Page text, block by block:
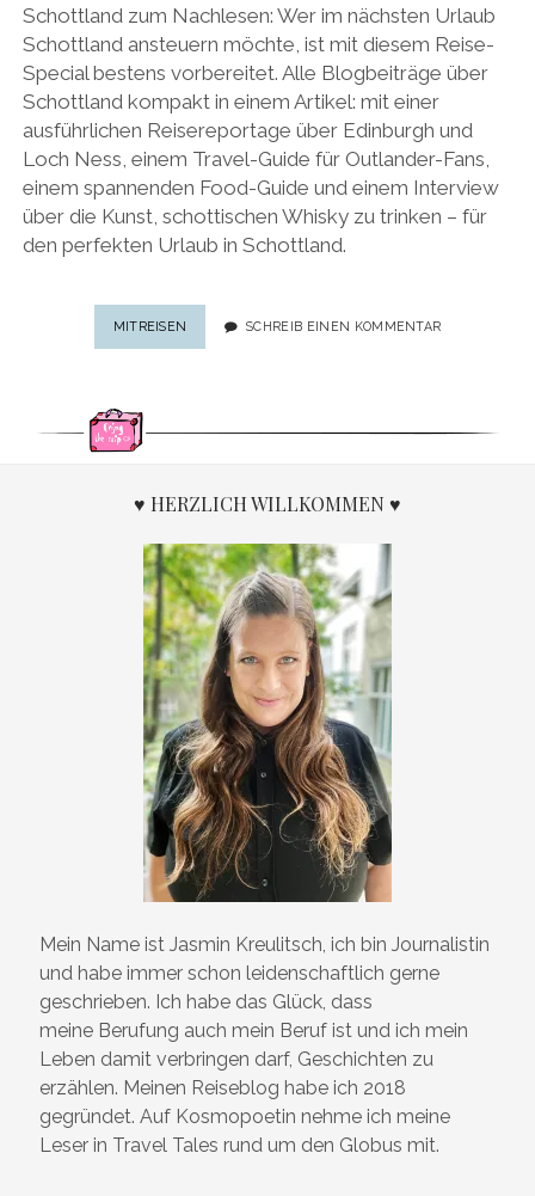
Schottland zum Nachlesen: Wer im nächsten Urlaub
Schottland ansteuern möchte, ist mit diesem Reise-
Special bestens vorbereitet. Alle Blogbeiträge über
Schottland kompakt in einem Artikel: mit einer
ausführlichen Reisereportage über Edinburgh und
Loch Ness, einem Travel-Guide für Outlander-Fans,
einem spannenden Food-Guide und einem Interview
über die Kunst, schottischen Whisky zu trinken – für
den perfekten Urlaub in Schottland.
MITREISEN URLAUB
IN
FÜR
TRIP
SCHOTTLAND
SCHREIB EINEN KOMMENTAR
♥ HERZLICH WILLKOMMEN ♥
Mein Name ist Jasmin Kreulitsch, ich bin Journalistin
und habe immer schon leidenschaftlich gerne
geschrieben. Ich habe das Glück, dass
meine Berufung auch mein Beruf ist und ich mein
Leben damit verbringen darf, Geschichten zu
erzählen. Meinen Reiseblog habe ich 2018
gegründet. Auf Kosmopoetin nehme ich meine
Leser in Travel Tales rund um den Globus mit.